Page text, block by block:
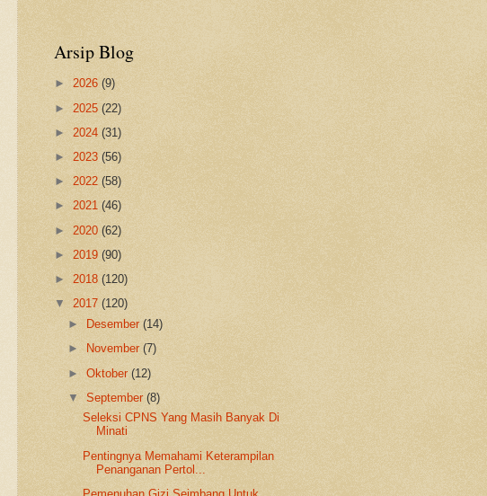
Arsip Blog
► 2026 (9)
► 2025 (22)
► 2024 (31)
► 2023 (56)
► 2022 (58)
► 2021 (46)
► 2020 (62)
► 2019 (90)
► 2018 (120)
▼ 2017 (120)
►
Desember(14)
►
November(7)
►Oktober(12)
▼September(8)
Seleksi CPNS Yang Masih Banyak Di
Minati
Pentingnya Memahami Keterampilan
Penanganan Pertol...